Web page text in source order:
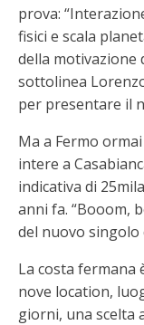
prova:
fisici e scala
della motivazione
sottolinea
per presentare il
Ma a Fermo
intere a
indicativa di
anni fa. “Booom,
del nuovo singolo
La costa fermana
nove location,
giorni, una scelta